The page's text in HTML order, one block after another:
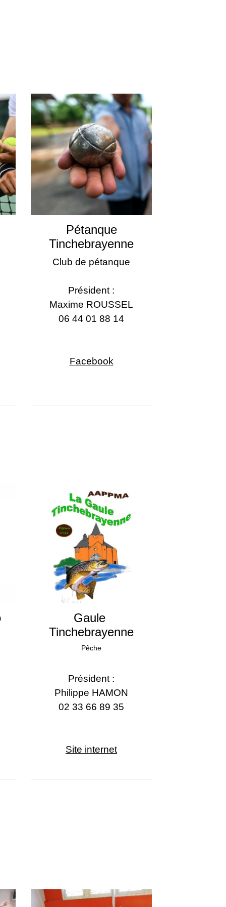
Pétanque
Tinchebrayenne
Club de pétanque
Président :
Maxime ROUSSEL
06 44 01 88 14
Facebook
Gaule
Tinchebrayenne
Pêche
Président :
Philippe HAMON
02 33 66 89 35
Site internet